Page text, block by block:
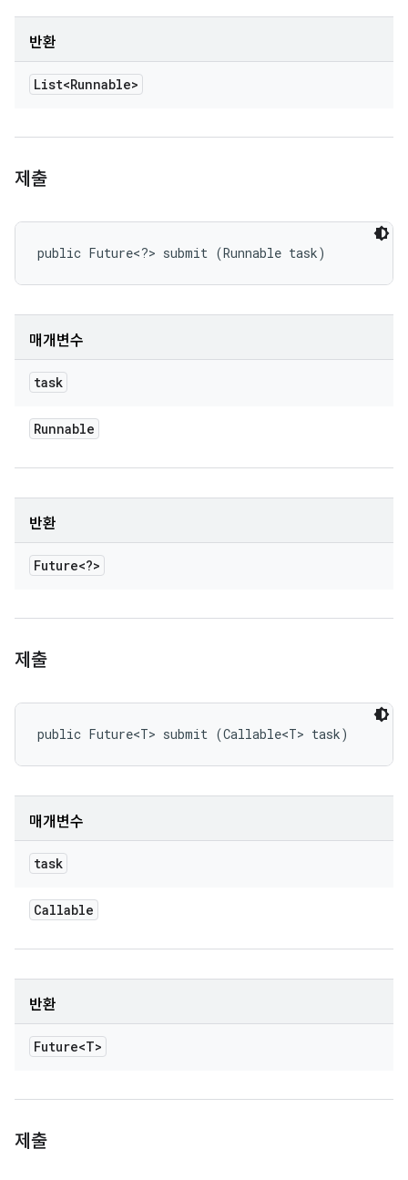
반환
List<Runnable>
제출
public Future<?> submit (Runnable task)
매개변수
task
Runnable
반환
Future<?>
제출
public Future<T> submit (Callable<T> task)
매개변수
task
Callable
반환
Future<T>
제출